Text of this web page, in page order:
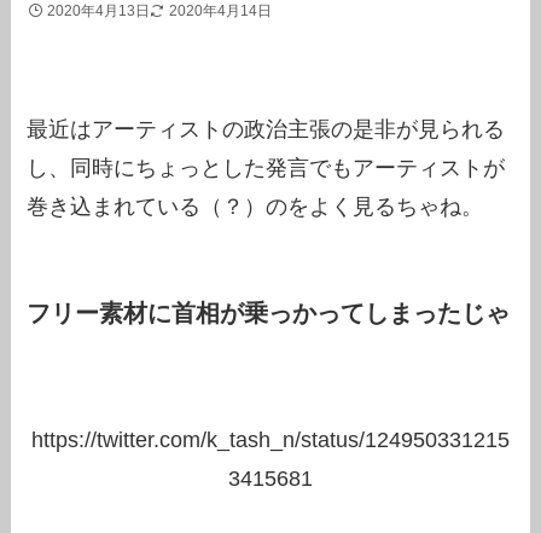
2020年4月13日 2020年4月14日
最近はアーティストの政治主張の是非が見られる
し、同時にちょっとした発言でもアーティストが
巻き込まれている（？）のをよく見るちゃね。
フリー素材に首相が乗っかってしまったじゃ
https://twitter.com/k_tash_n/status/124950331215
3415681